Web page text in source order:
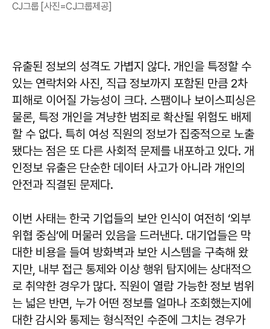
CJ그룹 [사진=CJ그룹제공]
유출된 정보의 성격도 가볍지 않다. 개인을 특정할 수
있는 연락처와 사진, 직급 정보까지 포함된 만큼 2차
피해로 이어질 가능성이 크다. 스팸이나 보이스피싱은
물론, 특정 개인을 겨냥한 범죄로 확산될 위험도 배제
할 수 없다. 특히 여성 직원의 정보가 집중적으로 노출
됐다는 점은 또 다른 사회적 문제를 내포하고 있다. 개
인정보 유출은 단순한 데이터 사고가 아니라 개인의
안전과 직결된 문제다.
이번 사태는 한국 기업들의 보안 인식이 여전히 ‘외부
위협 중심’에 머물러 있음을 드러낸다. 대기업들은 막
대한 비용을 들여 방화벽과 보안 시스템을 구축해 왔
지만, 내부 접근 통제와 이상 행위 탐지에는 상대적으
로 취약한 경우가 많다. 직원이 열람 가능한 정보 범위
는 넓은 반면, 누가 어떤 정보를 얼마나 조회했는지에
대한 감시와 통제는 형식적인 수준에 그치는 경우가